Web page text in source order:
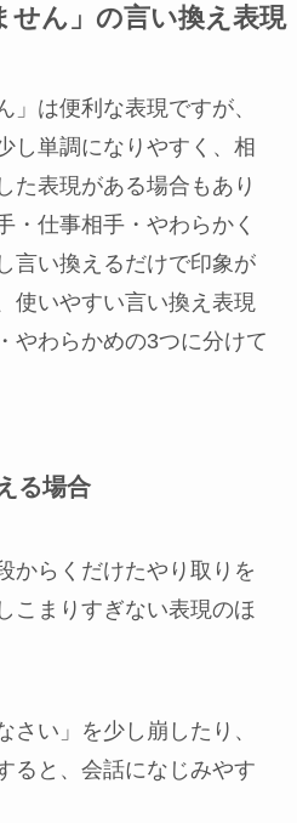
せん」の言い換え表現
」は便利な表現ですが、
し単調になりやすく、相
た表現がある場合もあり
・仕事相手・やわらかく
言い換えるだけで印象が
使いやすい言い換え表現
やわらかめの3つに分けて
る場合
からくだけたやり取りを
こまりすぎない表現のほ
さい」を少し崩したり、
ると、会話になじみやす